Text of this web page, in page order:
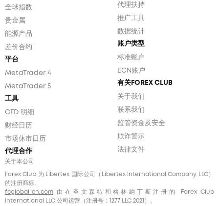
全球指数
贵金属
能源产品
差价合约
平台
MetaTrader 4
MetaTrader 5
工具
CFD 明细
财经日历
市场休市日历
代理合作
代理扶持
推广工具
数据统计
账户类型
标准账户
ECN账户
有关FOREX CLUB
关于我们
联系我们
监管资金及安全
欺诈警示
法律文件
关于本公司
Forex Club 为 Libertex 国际公司（Libertex International Company LLC）
的注册商标。
fcglobal-cn.com 由在圣文森特和格林纳丁斯注册的 Forex Club
International LLC 公司运营（注册号：1277 LLC 2021）。